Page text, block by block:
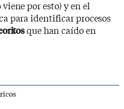
por esto) y en el
para identificar procesos
que han caído en